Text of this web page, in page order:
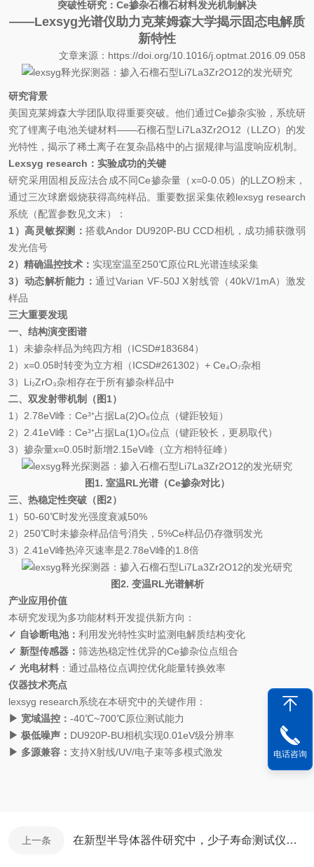
突破性研究：Ce掺杂石榴石材料发光机制解决
——Lexsyg光谱仪助力克莱姆森大学揭示固态电解质
新特性
文章来源：https://doi.org/10.1016/j.optmat.2016.09.058
研究背景
美国克莱姆森大学团队取得重要突破。他们通过Ce掺杂实验，系统研
究了锂离子电池关键材料——石榴石型Li7La3Zr2O12（LLZO）的发
光特性，揭示了稀土离子在复杂晶格中的占据规律与温度响应机制。
Lexsyg research：实验成功的关键
研究采用固相反应法合成不同Ce掺杂量（x=0-0.05）的LLZO粉末，
通过三次球磨煅烧获得高纯样品。重要数据采集依赖lexsyg research
系统（配置参数见文末）：
1）高灵敏探测：搭载Andor DU920P-BU CCD相机，成功捕获微弱
发光信号
2）精确温控技术： 实现室温至250℃原位RL光谱连续采集
3）动态解析能力：通过Varian VF-50J X射线管（40kV/1mA）激发
样品
三大重要发现
一、结构演变图谱
1）未掺杂样品为纯四方相（ICSD#183684）
2）x=0.05时转变为立方相（ICSD#261302）+ Ce₄O₇杂相
3）Li₂ZrO₃杂相存在于所有掺杂样品中
二、双发射带机制（图1）
1）2.78eV峰：Ce³⁺占据La(2)O₈位点（键距较短）
2）2.41eV峰：Ce³⁺占据La(1)O₈位点（键距较长，更易取代）
3）掺杂量x=0.05时新增2.15eV峰（立方相特征峰）
图1. 室温RL光谱（Ce掺杂对比）
三、热稳定性突破（图2）
1）50-60℃时发光强度衰减50%
2）250℃时未掺杂样品信号消失，5%Ce样品仍存微弱发光
3）2.41eV峰热淬灭速率是2.78eV峰的1.8倍
图2. 变温RL光谱解析
产业应用价值
本研究发现为多功能材料开发提供新方向：
✓ 自诊断电池： 利用发光特性实时监测电解质结构变化
✓ 新型传感器： 筛选热稳定性优异的Ce掺杂位点组合
✓ 光电材料 ：通过晶格位点调控优化能量转换效率
仪器技术亮点
lexsyg research系统在本研究中的关键作用：
▶ 宽域温控： -40℃~700℃原位测试能力
▶ 极低噪声： DU920P-BU相机实现0.01eV级分辨率
▶ 多源兼容： 支持X射线/UV/电子束等多模式激发
上一条 在新型半导体器件研究中，少子寿命测试仪有哪些作用？
电话咨询